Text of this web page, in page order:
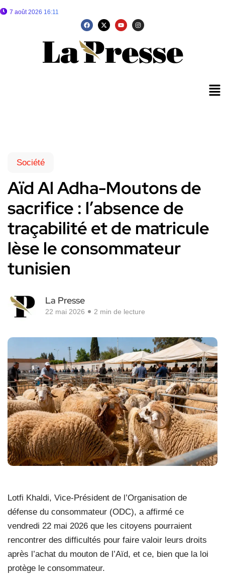
7 août 2026 16:11
Société
Aïd Al Adha-Moutons de
sacrifice : l’absence de
traçabilité et de matricule
lèse le consommateur
tunisien
La Presse
22 mai 2026 2 min de lecture
Lotfi Khaldi, Vice-Président de l’Organisation de
défense du consommateur (ODC), a affirmé ce
vendredi 22 mai 2026 que les citoyens pourraient
rencontrer des difficultés pour faire valoir leurs droits
après l’achat du mouton de l’Aïd, et ce, bien que la loi
protège le consommateur.